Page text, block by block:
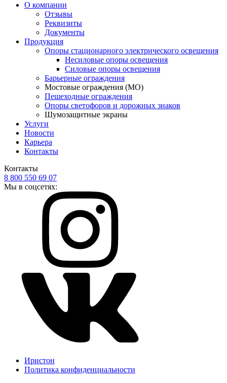
О компании
Отзывы
Реквизиты
Документы
Продукция
Опоры стационарного электрического освещения
Несиловые опоры освещения
Силовые опоры освещения
Барьерные ограждения
Мостовые ограждения (МО)
Пешеходные ограждения
Опоры светофоров и дорожных знаков
Шумозащитные экраны
Услуги
Новости
Карьера
Контакты
Контакты
8 800 550 69 07
Мы в соцсетях:
Иристон
Политика конфиденциальности